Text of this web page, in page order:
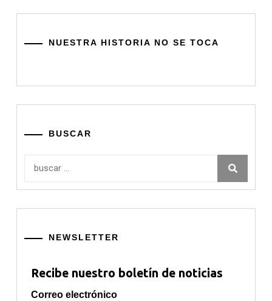
NUESTRA HISTORIA NO SE TOCA
BUSCAR
NEWSLETTER
Recibe nuestro boletín de noticias
Correo electrónico